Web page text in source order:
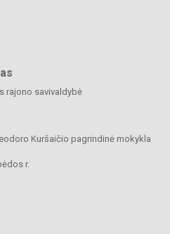
rajono savivaldybė
Kuršaičio pagrindinė mokykla
r.